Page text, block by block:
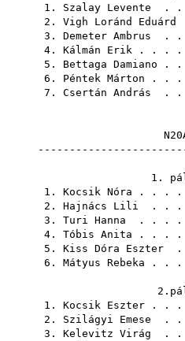
1. Szalay Levente . .
2. Vigh Loránd Eduárd
3. Demeter Ambrus . .
4. Kálmán Erik . . .
5. Bettaga Damiano . .
6. Péntek Márton . . .
7. Csertán András . .
1. Kocsik Nóra . . .
2. Hajnács Lili . . . .
3. Turi Hanna . . . .
4. Tóbis Anita . . .
5. Kiss Dóra Eszter .
6. Mátyus Rebeka . . .
1. Kocsik Eszter . . .
2. Szilágyi Emese . .
3. Kelevitz Virág . .